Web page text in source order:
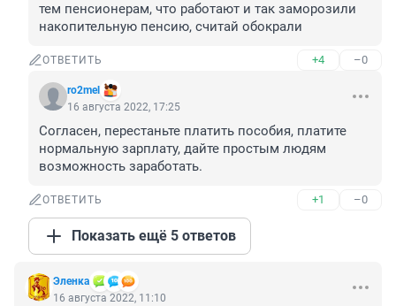
тем пенсионерам, что работают и так заморозили
накопительную пенсию, считай обокрали
ОТВЕТИТЬ +4 –0
ro2mel
16 августа 2022, 17:25
Согласен, перестаньте платить пособия, платите
нормальную зарплату, дайте простым людям
возможность заработать.
ОТВЕТИТЬ +1 –0
Показать ещё 5 ответов
Эленка
16 августа 2022, 11:10